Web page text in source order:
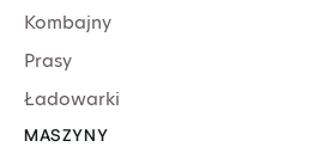
Kombajny
Prasy
Ładowarki
MASZYNY